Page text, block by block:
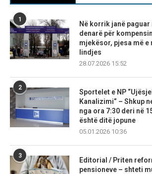
1
Në korrik janë
denarë për
mjekësor, pjesa më e
lindjes
28.07.2026 15:52
2
Sportelet e NP
Kanalizimi” – Shkup
nga ora 7:30 deri në
është ditë jopune
05.01.2026 10:36
3
Editorial / Priten
pensioneve – shteti